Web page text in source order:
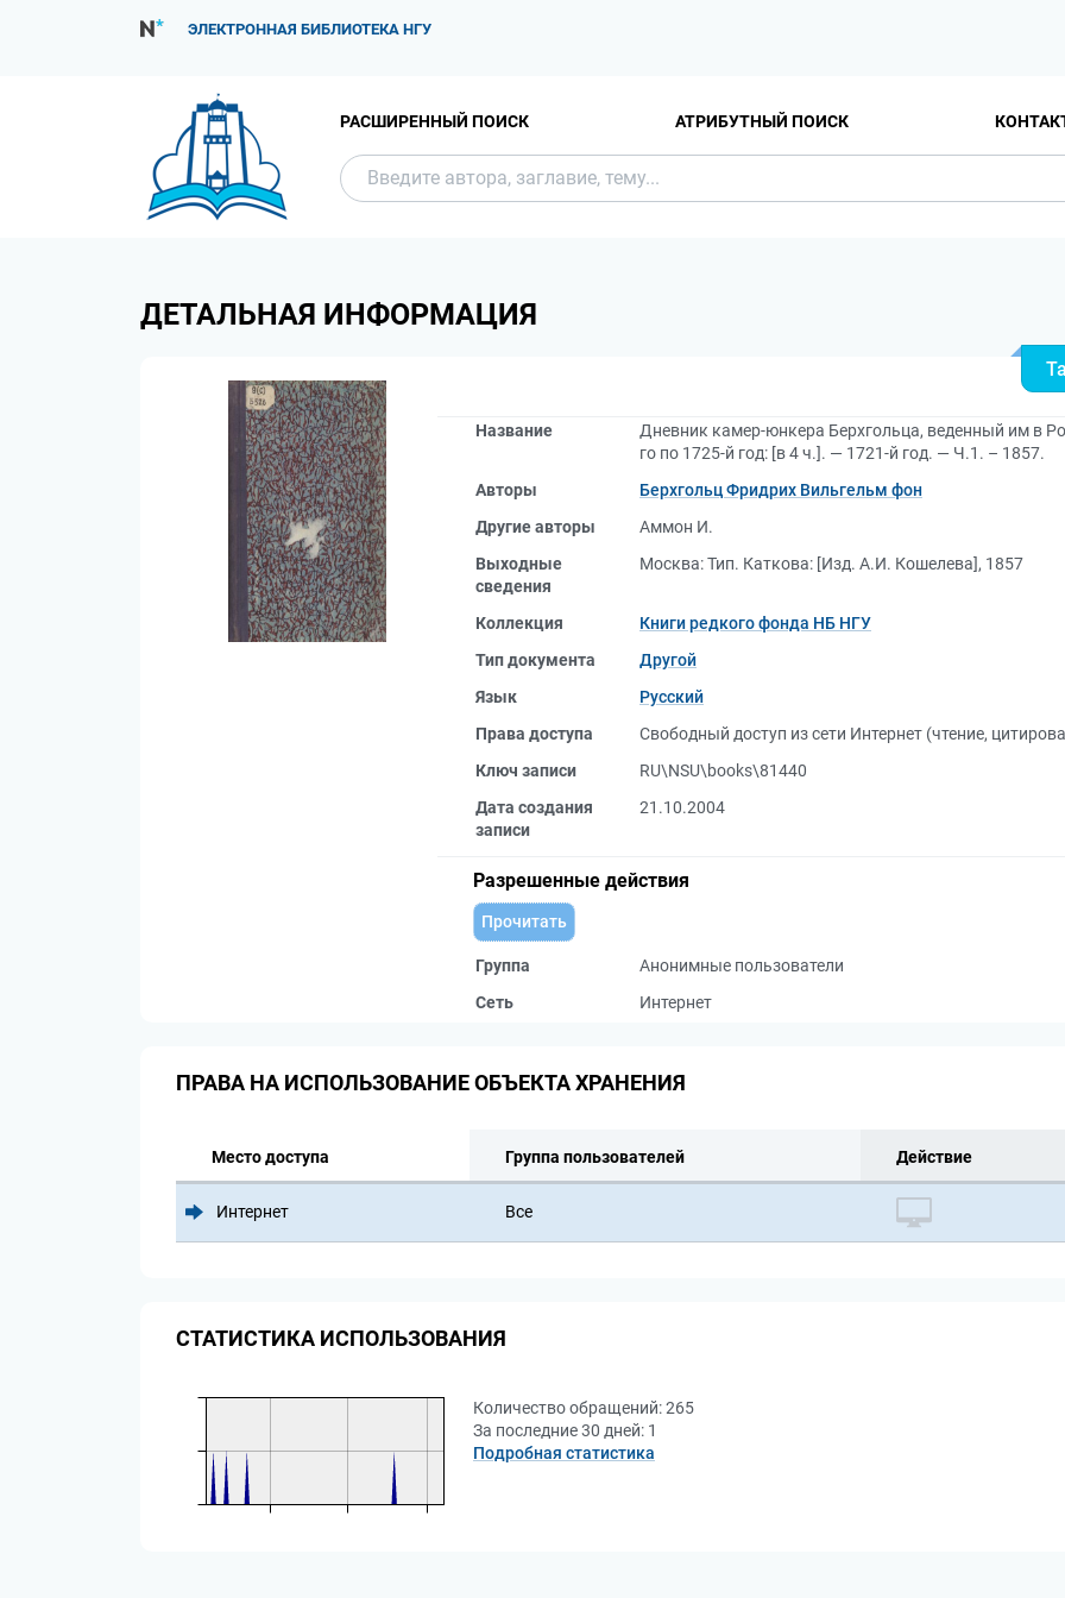
ЭЛЕКТРОННАЯ БИБЛИОТЕКА НГУ
РАСШИРЕННЫЙ ПОИСК АТРИБУТНЫЙ ПОИСК
ДЕТАЛЬНАЯ ИНФОРМАЦИЯ
Название
Дневник камер-юнкера Берхгольца, веденный им в
го по 1725-й год: [в 4 ч.]. — 1721-й год. — Ч.1. – 1857.
Авторы
Берхгольц Фридрих Вильгельм фон
Другие авторы
Аммон И.
Выходные
сведения
Москва: Тип. Каткова: [Изд. А.И. Кошелева], 1857
Коллекция
Книги редкого фонда НБ НГУ
Тип документа
Другой
Язык
Русский
Права доступа
Свободный доступ из сети Интернет (чтение,
Ключ записи
RU\NSU\books\81440
Дата создания
записи
21.10.2004
Разрешенные действия
Прочитать
Группа
Анонимные пользователи
Сеть
Интернет
ПРАВА НА ИСПОЛЬЗОВАНИЕ ОБЪЕКТА ХРАНЕНИЯ
Место доступа Группа пользователей Действие
Интернет Все
СТАТИСТИКА ИСПОЛЬЗОВАНИЯ
Количество обращений:265
За последние 30 дней: 1
Подробная статистика